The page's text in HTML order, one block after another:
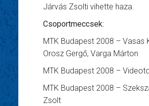
Járvás Zsolti vihette haza.
Csoportmeccsek:
MTK Budapest 2008 – Vasas
Orosz Gergő, Varga Márton
MTK Budapest 2008 –
MTK Budapest 2008 –
Zsolt